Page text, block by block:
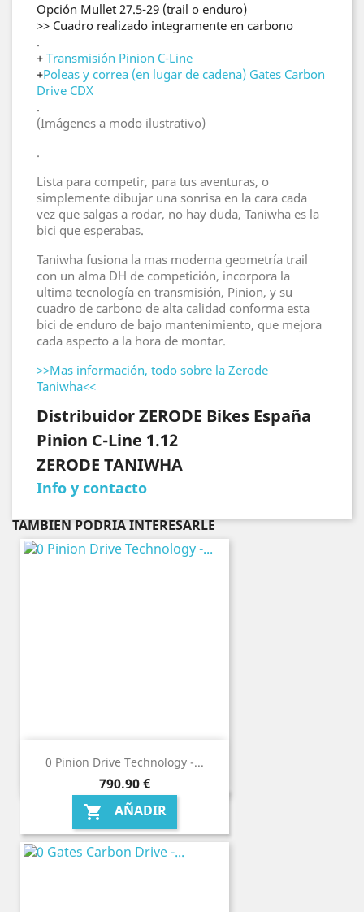
Opción Mullet 27.5-29 (trail o enduro)
>> Cuadro realizado integramente en carbono
.
+ Transmisión Pinion C-Line
+Poleas y correa (en lugar de cadena) Gates Carbon
Drive CDX
.
(Imágenes a modo ilustrativo)
.
Lista para competir, para tus aventuras, o
simplemente dibujar una sonrisa en la cara cada
vez que salgas a rodar, no hay duda, Taniwha es la
bici que esperabas.
Taniwha fusiona la mas moderna geometría trail
con un alma DH de competición, incorpora la
ultima tecnología en transmisión, Pinion, y su
cuadro de carbono de alta calidad conforma esta
bici de enduro de bajo mantenimiento, que mejora
cada aspecto a la hora de montar.
>>Mas información, todo sobre la Zerode
Taniwha<<
Distribuidor ZERODE Bikes España
Pinion C-Line 1.12
ZERODE TANIWHA
Info y contacto
TAMBIÉN PODRÍA INTERESARLE
0 Pinion Drive Technology -...
Precio
790,90 €
 AÑADIR